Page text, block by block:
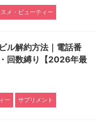
スメ・ビューティー
ル解約方法｜電話番
回数縛り【2026年最
ー サプリメント